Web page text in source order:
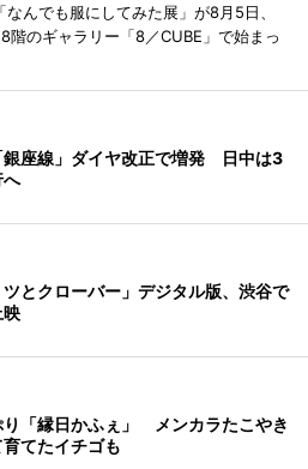
んでも服にしてみた展」が8月5日、
階のギャラリー「8／CUBE」で始まっ
銀座線」ダイヤ改正で増発 日中は3
へ
とクローバー」デジタル版、渋谷で
映
り「縁日かふぇ」 メンカラたこやき
てたイチゴも